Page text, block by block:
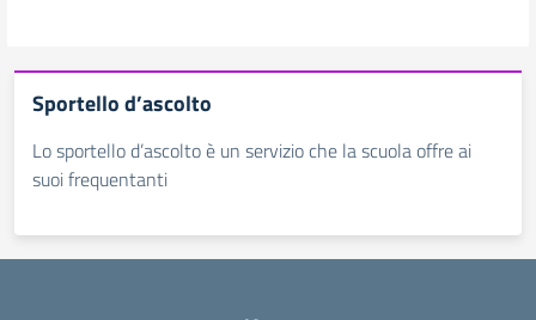
Sportello d’ascolto
Lo sportello d’ascolto è un servizio che la scuola offre ai
suoi frequentanti